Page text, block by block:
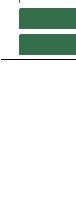
Storia di Control